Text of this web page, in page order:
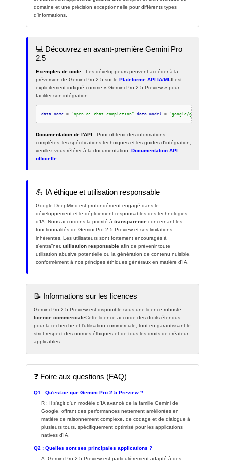
domaine et une précision exceptionnelle pour différents types
d'informations.
💻 Découvrez en avant-première Gemini Pro
2.5
Exemples de code : Les développeurs peuvent accéder à la
préversion de Gemini Pro 2.5 sur le Plateforme API IA/ML Il est
explicitement indiqué comme « Gemini Pro 2.5 Preview » pour
faciliter son intégration.
data-name = "open-ai.chat-completion" data-model = "google/gemini-2.5-
Documentation de l'API : Pour obtenir des informations
complètes, les spécifications techniques et les guides d'intégration,
veuillez vous référer à la documentation. Documentation API
officielle.
💪 IA éthique et utilisation responsable
Google DeepMind est profondément engagé dans le
développement et le déploiement responsables des technologies
d'IA. Nous accordons la priorité àtransparence concernant les
fonctionnalités de Gemini Pro 2.5 Preview et ses limitations
inhérentes. Les utilisateurs sont fortement encouragés à
s'entraîner.utilisation responsable afin de prévenir toute
utilisation abusive potentielle ou la génération de contenu nuisible,
conformément à nos principes éthiques généraux en matière d'IA.
📝 Informations sur les licences
Gemini Pro 2.5 Preview est disponible sous une licence robuste
licence commercialeCette licence accorde des droits étendus
pour la recherche et l'utilisation commerciale, tout en garantissant le
strict respect des normes éthiques et de tous les droits de créateur
applicables.
❓ Foire aux questions (FAQ)
Q1 : Qu'est-ce que Gemini Pro 2.5 Preview ?
R : Il s'agit d'un modèle d'IA avancé de la famille Gemini de
Google, offrant des performances nettement améliorées en
matière de raisonnement complexe, de codage et de dialogue à
plusieurs tours, spécifiquement optimisé pour les applications
natives d'IA.
Q2 : Quelles sont ses principales applications ?
A: Gemini Pro 2.5 Preview est particulièrement adapté à des